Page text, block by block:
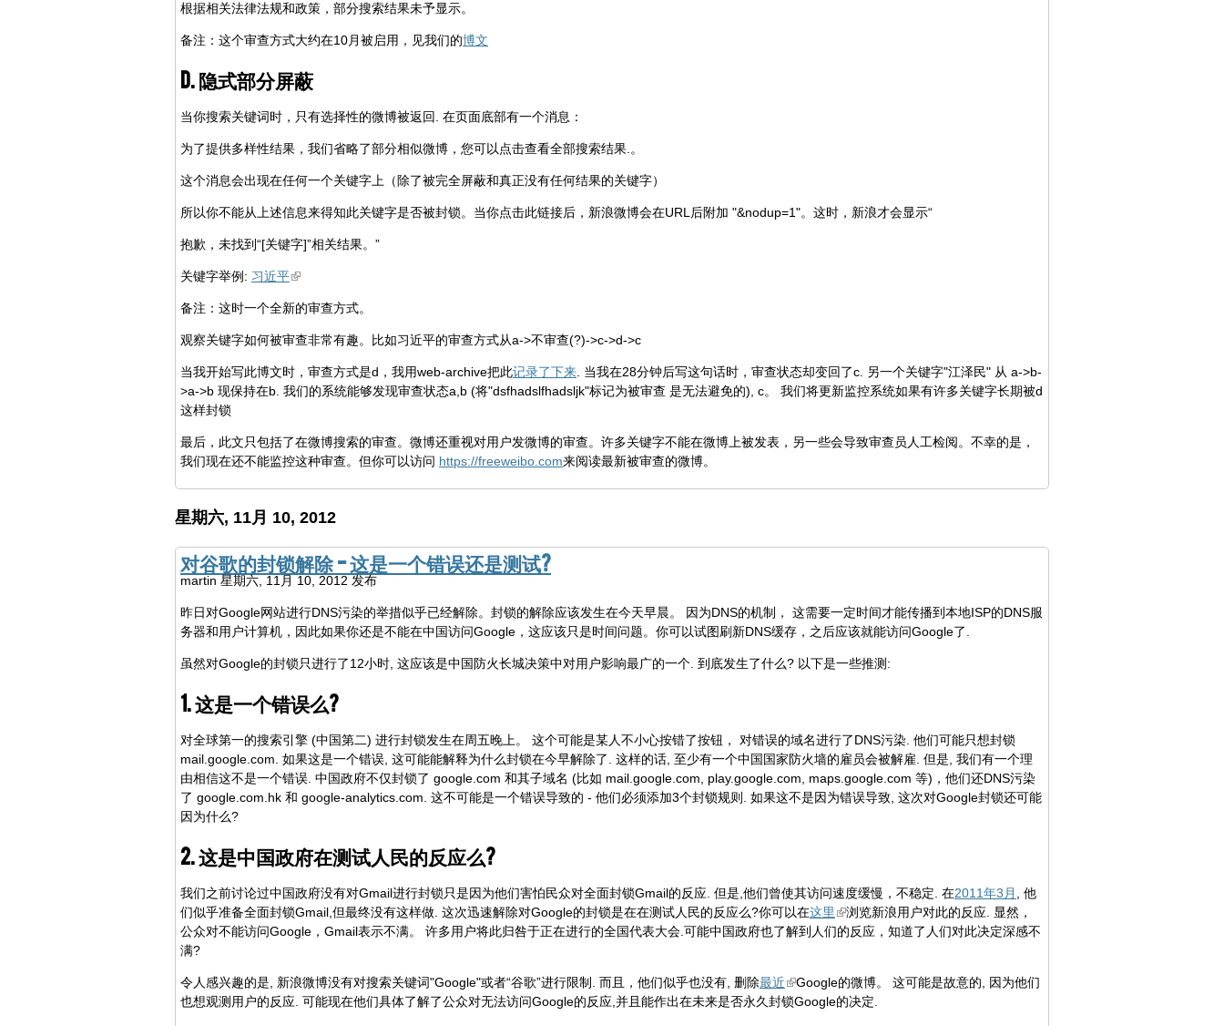
根据相关法律法规和政策，部分搜索结果未予显示。
备注：这个审查方式大约在10月被启用，见我们的博文
D. 隐式部分屏蔽
当你搜索关键词时，只有选择性的微博被返回. 在页面底部有一个消息：
为了提供多样性结果，我们省略了部分相似微博，您可以点击查看全部搜索结果.。
这个消息会出现在任何一个关键字上（除了被完全屏蔽和真正没有任何结果的关键字）
所以你不能从上述信息来得知此关键字是否被封锁。当你点击此链接后，新浪微博会在URL后附加 "&nodup=1"。这时，新浪才会显示“
抱歉，未找到“[关键字]”相关结果。”
关键字举例: 习近平
备注：这时一个全新的审查方式。
观察关键字如何被审查非常有趣。比如习近平的审查方式从a->不审查(?)->c->d->c
当我开始写此博文时，审查方式是d，我用web-archive把此记录了下来 . 当我在28分钟后写这句话时，审查状态却变回了c. 另一个关键字"江泽民" 从 a->b-
>a->b 现保持在b. 我们的系统能够发现审查状态a,b (将"dsfhadslfhadsljk"标记为被审查 是无法避免的), c。 我们将更新监控系统如果有许多关键字长期被d
这样封锁
最后，此文只包括了在微博搜索的审查。微博还重视对用户发微博的审查。许多关键字不能在微博上被发表，另一些会导致审查员人工检阅。不幸的是，
我们现在还不能监控这种审查。但你可以访问 https://freeweibo.com来阅读最新被审查的微博。
星期六, 11月 10, 2012
对谷歌的封锁解除 - 这是一个错误还是测试?
martin 星期六, 11月 10, 2012 发布
昨日对Google网站进行DNS污染的举措似乎已经解除。封锁的解除应该发生在今天早晨。 因为DNS的机制， 这需要一定时间才能传播到本地ISP的DNS服
务器和用户计算机，因此如果你还是不能在中国访问Google，这应该只是时间问题。你可以试图刷新DNS缓存，之后应该就能访问Google了.
虽然对Google的封锁只进行了12小时, 这应该是中国防火长城决策中对用户影响最广的一个. 到底发生了什么? 以下是一些推测:
1. 这是一个错误么?
对全球第一的搜索引擎 (中国第二) 进行封锁发生在周五晚上。 这个可能是某人不小心按错了按钮， 对错误的域名进行了DNS污染. 他们可能只想封锁
mail.google.com. 如果这是一个错误, 这可能能解释为什么封锁在今早解除了. 这样的话, 至少有一个中国国家防火墙的雇员会被解雇. 但是, 我们有一个理
由相信这不是一个错误. 中国政府不仅封锁了 google.com 和其子域名 (比如 mail.google.com, play.google.com, maps.google.com 等)，他们还DNS污染
了 google.com.hk 和 google-analytics.com. 这不可能是一个错误导致的 - 他们必须添加3个封锁规则. 如果这不是因为错误导致, 这次对Google封锁还可能
因为什么?
2. 这是中国政府在测试人民的反应么?
我们之前讨论过中国政府没有对Gmail进行封锁只是因为他们害怕民众对全面封锁Gmail的反应. 但是,他们曾使其访问速度缓慢，不稳定. 在2011年3月
, 他
们似乎准备全面封锁Gmail,但最终没有这样做. 这次迅速解除对Google的封锁是在在测试人民的反应么?你可以在这里
浏览新浪用户对此的反应. 显然，
公众对不能访问Google，Gmail表示不满。 许多用户将此归咎于正在进行的全国代表大会.可能中国政府也了解到人们的反应，知道了人们对此决定深感不
满?
令人感兴趣的是, 新浪微博没有对搜索关键词"Google"或者“谷歌”进行限制. 而且，他们似乎也没有, 删除最近
Google的微博。 这可能是故意的, 因为他们
也想观测用户的反应. 可能现在他们具体了解了公众对无法访问Google的反应,并且能作出在未来是否永久封锁Google的决定.